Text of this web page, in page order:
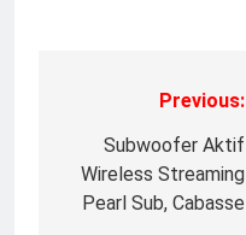
Previous:
Subwoofer Aktif
Wireless Streaming
Pearl Sub, Cabasse